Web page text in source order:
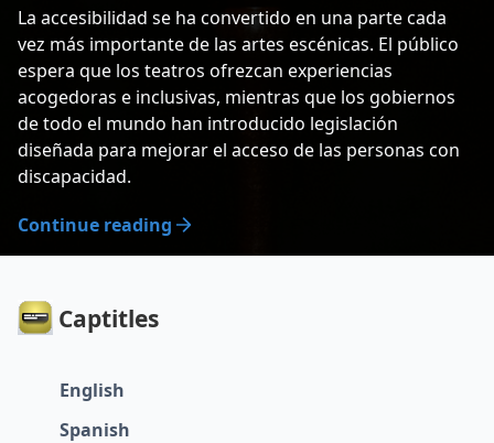
La accesibilidad se ha convertido en una parte cada
vez más importante de las artes escénicas. El público
espera que los teatros ofrezcan experiencias
acogedoras e inclusivas, mientras que los gobiernos
de todo el mundo han introducido legislación
diseñada para mejorar el acceso de las personas con
discapacidad.
Continue reading
Captitles
English
Spanish